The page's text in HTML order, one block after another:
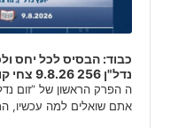
נדל"ן 256 9.8.26 צחי קווטינסקי
ה הפרק הראשון של ”זום
אתם שואלים למה עכשיו,